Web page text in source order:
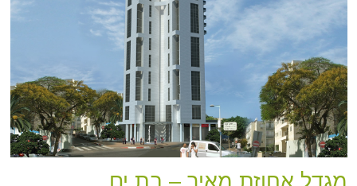
מגדל אחוזת מאיר – בת ים